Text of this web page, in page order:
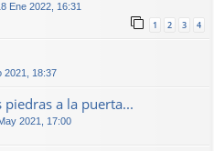
Ene 2022, 16:31
1 2 3 4
2021, 18:37
a la puerta...
2021, 17:00